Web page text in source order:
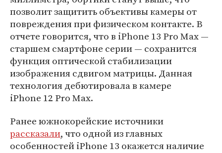
позволит защитить объективы камеры от
повреждения при физическом контакте. В
отчете говорится, что в iPhone 13 Pro Max —
старшем смартфоне серии — сохранится
функция оптической стабилизации
изображения сдвигом матрицы. Данная
технология дебютировала в камере
iPhone 12 Pro Max.
Ранее южнокорейские источники
рассказали, что одной из главных
особенностей iPhone 13 окажется наличие